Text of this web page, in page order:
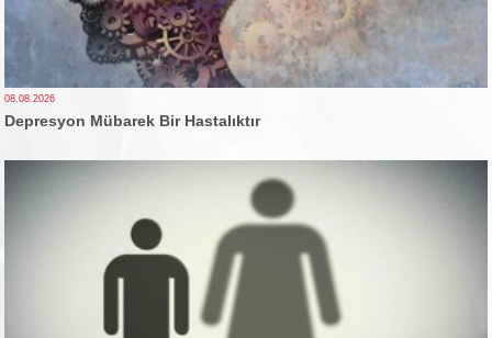
08.08.2026
Depresyon Mübarek Bir Hastalıktır